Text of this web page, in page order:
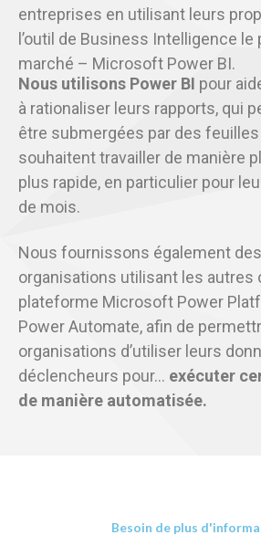
entreprises en utilisant leurs
l’outil de Business Intelligence
marché – Microsoft Power BI.
Nous utilisons Power BI pour
à rationaliser leurs rapports, qui
être submergées par des
souhaitent travailler de manière
plus rapide, en particulier pour
de mois.
Nous fournissons également
organisations utilisant les autres
plateforme Microsoft Power
Power Automate, afin de
organisations d’utiliser leurs
déclencheurs pour… exécuter
de manière automatisée.
Besoin de plus